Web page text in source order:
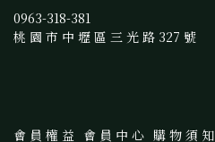
0963-318-381
桃 園 市 中 壢 區 三 光 路 327 號
會 員 權 益 會 員 中 心 購 物 須 知